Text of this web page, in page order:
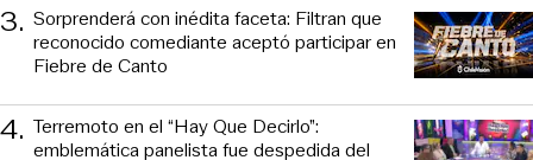
3. Sorprenderá con inédita faceta: Filtran que
reconocido comediante aceptó participar en
Fiebre de Canto
4. Terremoto en el “Hay Que Decirlo”:
emblemática panelista fue despedida del